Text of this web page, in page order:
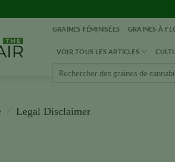
GRAINES FÉMINISÉES GRAINES À
VOIR TOUS LES ARTICLES
Rechercher
Legal Disclaimer